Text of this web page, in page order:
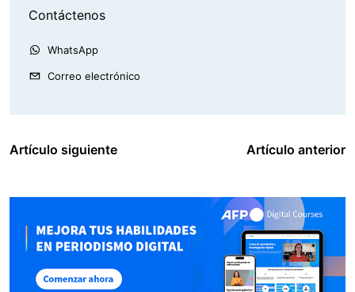
Contáctenos
WhatsApp
Correo electrónico
Artículo siguiente Artículo anterior